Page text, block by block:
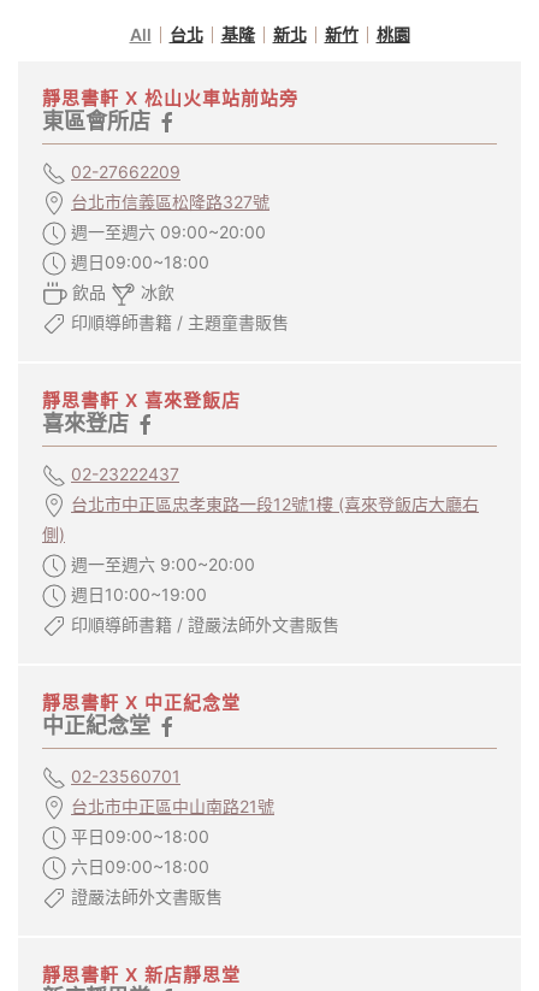
All 台北 基隆 新北 新竹 桃園
靜思書軒 X 松山火車站前站旁
東區會所店
02-27662209
台北市信義區松隆路327號
週一至週六 09:00~20:00
週日09:00~18:00
飲品
冰飲
印順導師書籍 / 主題童書販售
靜思書軒 X 喜來登飯店
喜來登店
02-23222437
台北市中正區忠孝東路一段12號1樓 (喜來登飯店大廳右
側)
週一至週六 9:00~20:00
週日10:00~19:00
印順導師書籍 / 證嚴法師外文書販售
靜思書軒 X 中正紀念堂
中正紀念堂
02-23560701
台北市中正區中山南路21號
平日09:00~18:00
六日09:00~18:00
證嚴法師外文書販售
靜思書軒 X 新店靜思堂